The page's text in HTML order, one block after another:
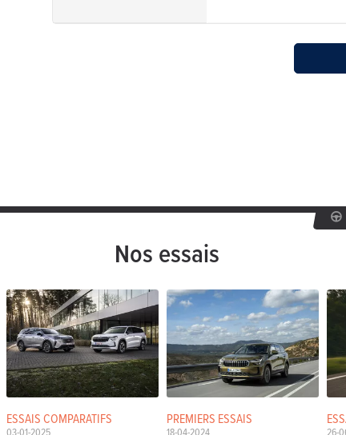
Nos essais
ESSAIS COMPARATIFS
03-01-2025
PREMIERS ESSAIS
18-04-2024 26-